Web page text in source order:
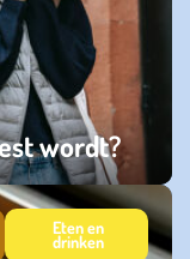
wordt?
Eten en
drinken